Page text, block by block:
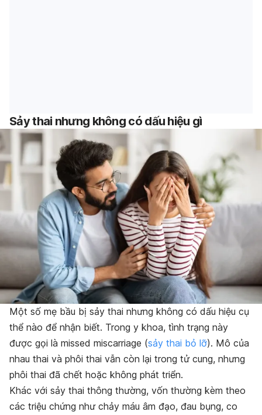
Sảy thai nhưng không có dấu hiệu gì
Một số mẹ bầu bị sảy thai nhưng không có dấu hiệu cụ
thể nào để nhận biết. Trong y khoa, tình trạng này
được gọi là missed miscarriage (sảy thai bỏ lỡ). Mô của
nhau thai và phôi thai vẫn còn lại trong tử cung, nhưng
phôi thai đã chết hoặc không phát triển.
Khác với sảy thai thông thường, vốn thường kèm theo
các triệu chứng như chảy máu âm đạo, đau bụng, co